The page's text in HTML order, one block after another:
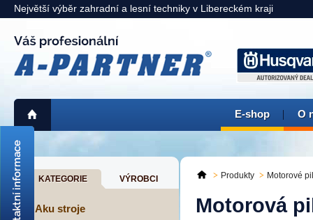
Největší výběr zahradní a lesní techniky v Libereckém kraji
E-shop O
725 311 900
liberec@a-partner.cz
KAMENNÁ PRODEJNA:
Liberec
> mapa <
KATEGORIE VÝROBCI
Aku stroje
Produkty Motorové
Motorová